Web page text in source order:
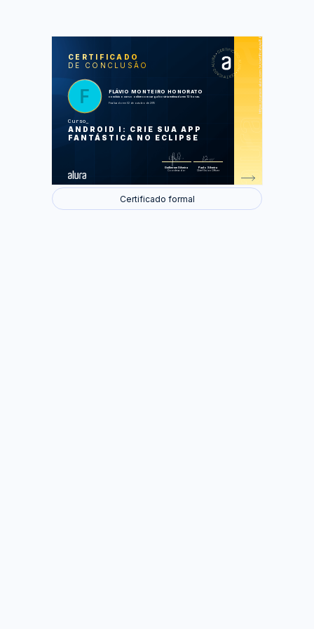
CERTIFICADO
DE CONCLUSÃO
FLÁVIO MONTEIRO HONORATO
concluiu o curso online com carga horária estimada em 12 horas.
Finalizado em 02 de outubro de 2015
Curso
ANDROID I: CRIE SUA APP
FANTÁSTICA NO ECLIPSE
Guilherme Silveira
Coordenador
Paulo Silveira
Chief Vision Officer
https://cursos.alura.com.br/certificate/e86f6349a9ad709302778ed4900d42bc
LAS
Android Olá Mundo
Copiando e Colando
Tela de Cadastro
Persistência com SQLite
Certificado formal